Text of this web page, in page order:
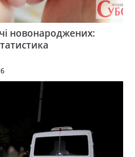
новонароджених: